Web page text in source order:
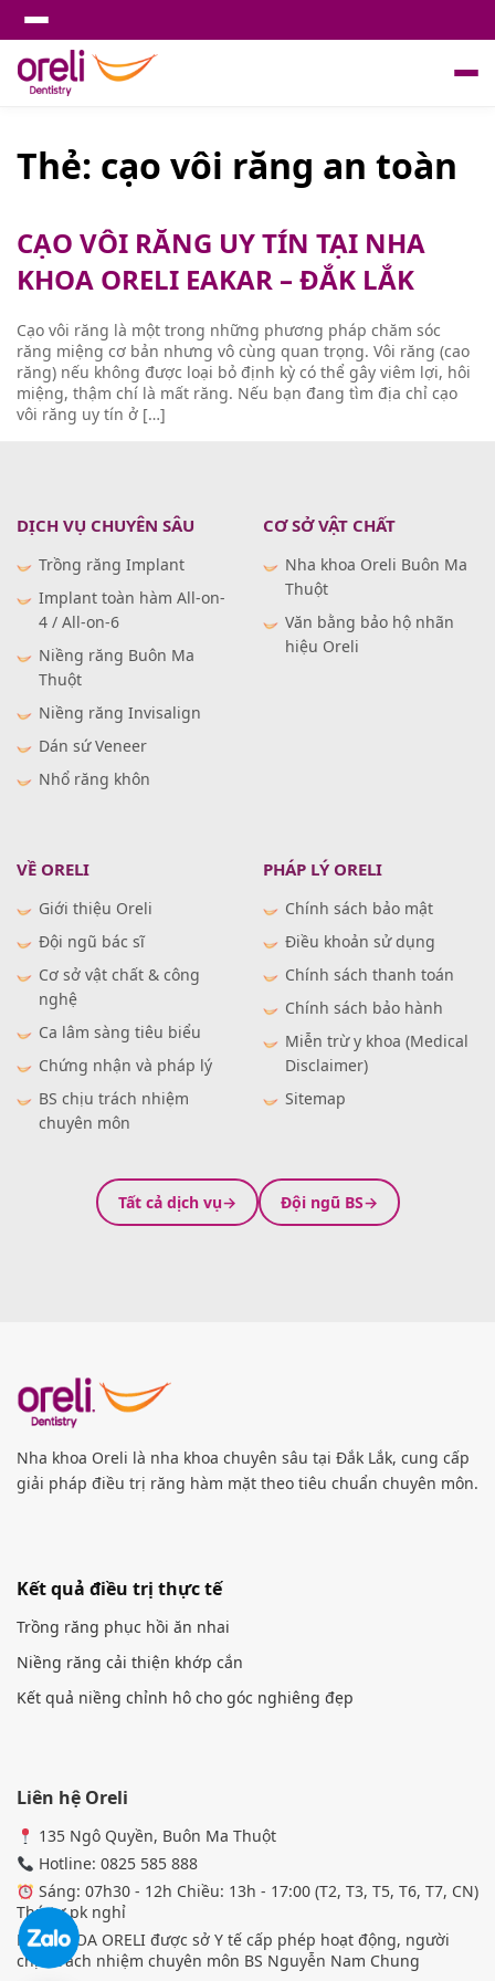
Thẻ: cạo vôi răng an toàn
CẠO VÔI RĂNG UY TÍN TẠI NHA
KHOA ORELI EAKAR – ĐẮK LẮK
Cạo vôi răng là một trong những phương pháp chăm sóc
răng miệng cơ bản nhưng vô cùng quan trọng. Vôi răng (cao
răng) nếu không được loại bỏ định kỳ có thể gây viêm lợi, hôi
miệng, thậm chí là mất răng. Nếu bạn đang tìm địa chỉ cạo
vôi răng uy tín ở […]
DỊCH VỤ CHUYÊN SÂU
Trồng răng Implant
Implant toàn hàm All-on-
4 / All-on-6
Niềng răng Buôn Ma
Thuột
Niềng răng Invisalign
Dán sứ Veneer
Nhổ răng khôn
CƠ SỞ VẬT CHẤT
Nha khoa Oreli Buôn Ma
Thuột
Văn bằng bảo hộ nhãn
hiệu Oreli
VỀ ORELI
Giới thiệu Oreli
Đội ngũ bác sĩ
Cơ sở vật chất & công
nghệ
Ca lâm sàng tiêu biểu
Chứng nhận và pháp lý
BS chịu trách nhiệm
chuyên môn
PHÁP LÝ ORELI
Chính sách bảo mật
Điều khoản sử dụng
Chính sách thanh toán
Chính sách bảo hành
Miễn trừ y khoa (Medical
Disclaimer)
Sitemap
Tất cả dịch vụ Đội ngũ BS
Nha khoa Oreli là nha khoa chuyên sâu tại Đắk Lắk, cung cấp
giải pháp điều trị răng hàm mặt theo tiêu chuẩn chuyên môn.
Kết quả điều trị thực tế
Trồng răng phục hồi ăn nhai
Niềng răng cải thiện khớp cắn
Kết quả niềng chỉnh hô cho góc nghiêng đẹp
Liên hệ Oreli
135 Ngô Quyền, Buôn Ma Thuột
Hotline: 0825 585 888
Sáng: 07h30 - 12h Chiều: 13h - 17:00 (T2, T3, T5, T6, T7, CN)
Thứ tư pk nghỉ
NHA KHOA ORELI được sở Y tế cấp phép hoạt động, người
chịu trách nhiệm chuyên môn BS Nguyễn Nam Chung